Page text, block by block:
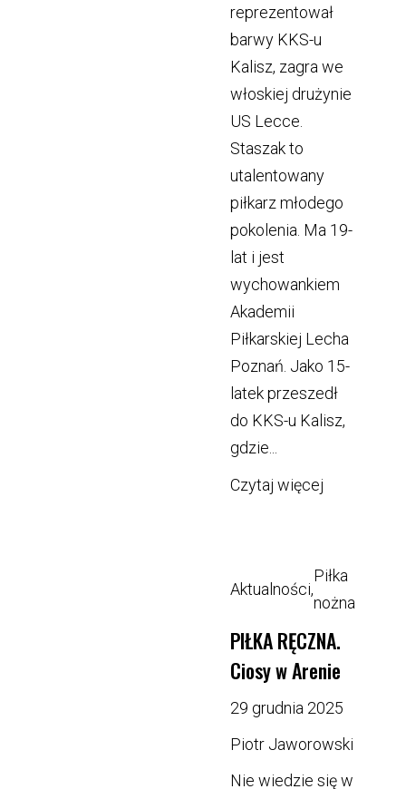
reprezentował
barwy KKS-u
Kalisz, zagra we
włoskiej drużynie
US Lecce.
Staszak to
utalentowany
piłkarz młodego
pokolenia. Ma 19-
lat i jest
wychowankiem
Akademii
Piłkarskiej Lecha
Poznań. Jako 15-
latek przeszedł
do KKS-u Kalisz,
gdzie...
Czytaj więcej
Aktualności,
Piłka
nożna
PIŁKA RĘCZNA.
Ciosy w Arenie
29 grudnia 2025
Piotr Jaworowski
Nie wiedzie się w